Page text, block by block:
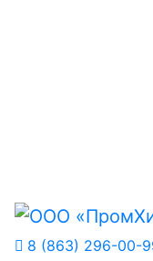
8 (863) 296-00-